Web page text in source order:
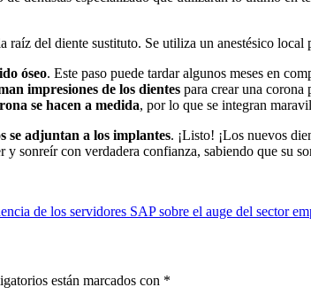
raíz del diente sustituto. Se utiliza un anestésico
óseo. Este paso puede tardar algunos meses en
impresiones de los dientes para crear una corona
se hacen a medida, por lo que se integran
se adjuntan a los implantes. ¡Listo! ¡Los nuevos
sonreír con verdadera confianza, sabiendo que su
de los servidores SAP sobre el auge del sector
están marcados con *